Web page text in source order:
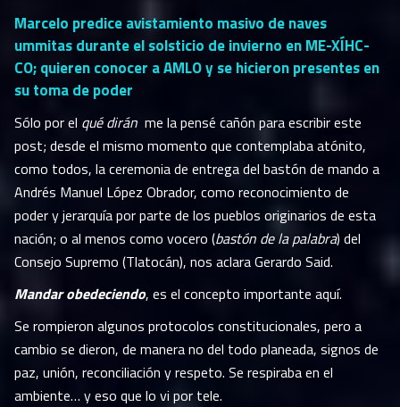
Marcelo predice avistamiento masivo de naves
ummitas durante el solsticio de invierno en ME-XÍHC-
CO; quieren conocer a AMLO y se hicieron presentes en
su toma de poder
Sólo por el qué dirán me la pensé cañón para escribir este
post; desde el mismo momento que contemplaba atónito,
como todos, la ceremonia de entrega del bastón de mando a
Andrés Manuel López Obrador, como reconocimiento de
poder y jerarquía por parte de los pueblos originarios de esta
nación; o al menos como vocero (bastón de la palabra) del
Consejo Supremo (Tlatocán), nos aclara Gerardo Said.
Mandar obedeciendo, es el concepto importante aquí.
Se rompieron algunos protocolos constitucionales, pero a
cambio se dieron, de manera no del todo planeada, signos de
paz, unión, reconciliación y respeto. Se respiraba en el
ambiente… y eso que lo vi por tele.